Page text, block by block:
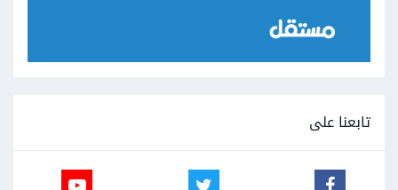
تابعنا على